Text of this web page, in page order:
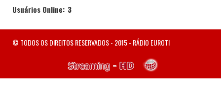
Usuários Online: 3
© TODOS OS DIREITOS RESERVADOS - 2015 - RÁDIO EUROTI